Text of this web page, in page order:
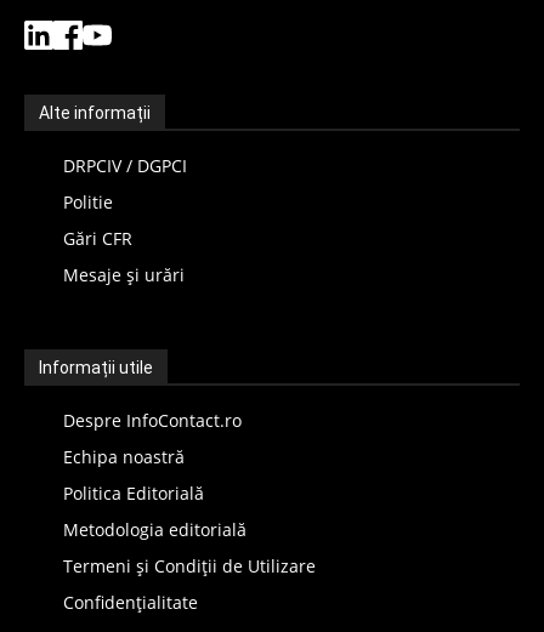
Alte informații
DRPCIV / DGPCI
Politie
Gări CFR
Mesaje și urări
Informații utile
Despre InfoContact.ro
Echipa noastră
Politica Editorială
Metodologia editorială
Termeni și Condiții de Utilizare
Confidențialitate